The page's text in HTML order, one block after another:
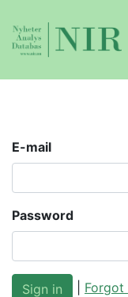
E-mail
Password
Forgot